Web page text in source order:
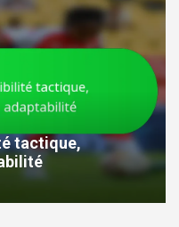
tactique,